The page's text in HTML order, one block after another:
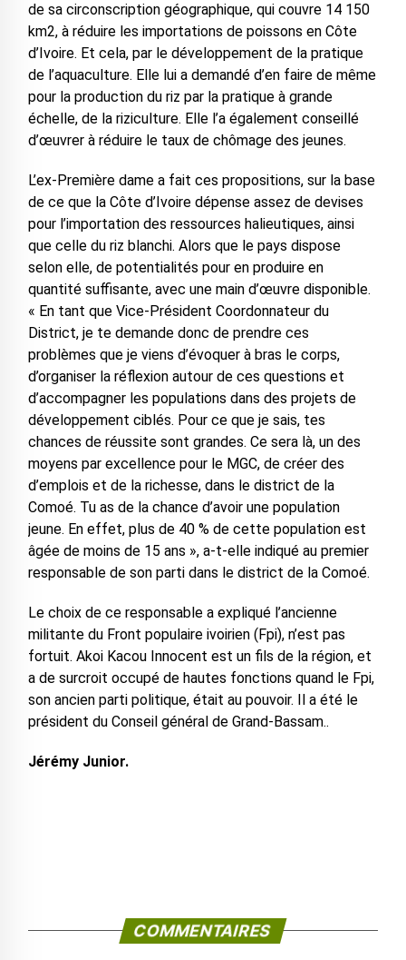
de sa circonscription géographique, qui couvre 14 150
km2, à réduire les importations de poissons en Côte
d’Ivoire. Et cela, par le développement de la pratique
de l’aquaculture. Elle lui a demandé d’en faire de même
pour la production du riz par la pratique à grande
échelle, de la riziculture. Elle l’a également conseillé
d’œuvrer à réduire le taux de chômage des jeunes.
L’ex-Première dame a fait ces propositions, sur la base
de ce que la Côte d’Ivoire dépense assez de devises
pour l’importation des ressources halieutiques, ainsi
que celle du riz blanchi. Alors que le pays dispose
selon elle, de potentialités pour en produire en
quantité suffisante, avec une main d’œuvre disponible.
« En tant que Vice-Président Coordonnateur du
District, je te demande donc de prendre ces
problèmes que je viens d’évoquer à bras le corps,
d’organiser la réflexion autour de ces questions et
d’accompagner les populations dans des projets de
développement ciblés. Pour ce que je sais, tes
chances de réussite sont grandes. Ce sera là, un des
moyens par excellence pour le MGC, de créer des
d’emplois et de la richesse, dans le district de la
Comoé. Tu as de la chance d’avoir une population
jeune. En effet, plus de 40 % de cette population est
âgée de moins de 15 ans », a-t-elle indiqué au premier
responsable de son parti dans le district de la Comoé.
Le choix de ce responsable a expliqué l’ancienne
militante du Front populaire ivoirien (Fpi), n’est pas
fortuit. Akoi Kacou Innocent est un fils de la région, et
a de surcroit occupé de hautes fonctions quand le Fpi,
son ancien parti politique, était au pouvoir. Il a été le
président du Conseil général de Grand-Bassam..
Jérémy Junior.
COMMENTAIRES